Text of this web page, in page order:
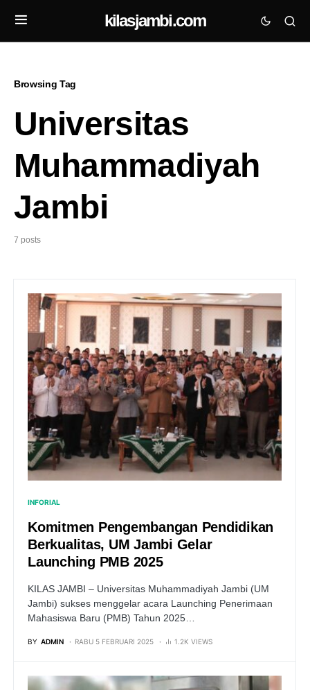
kilasjambi.com
Browsing Tag
Universitas
Muhammadiyah
Jambi
7 posts
INFORIAL
Komitmen Pengembangan Pendidikan
Berkualitas, UM Jambi Gelar
Launching PMB 2025
KILAS JAMBI – Universitas Muhammadiyah Jambi (UM
Jambi) sukses menggelar acara Launching Penerimaan
Mahasiswa Baru (PMB) Tahun 2025…
BY ADMIN RABU 5 FEBRUARI 2025 1.2K VIEWS